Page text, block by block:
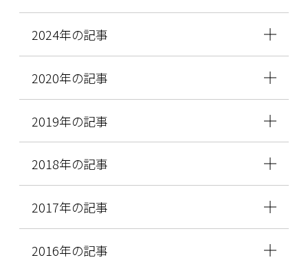
2024年の記事
2020年の記事
2019年の記事
2018年の記事
2017年の記事
2016年の記事